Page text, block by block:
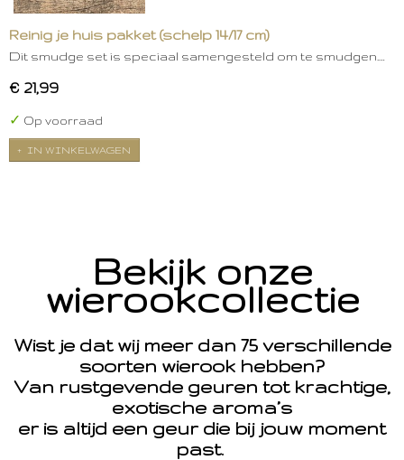
Reinig je huis pakket (schelp 14/17 cm)
Dit smudge set is speciaal samengesteld om te smudgen.…
€ 21,99
✓ Op voorraad
IN WINKELWAGEN
Bekijk onze
wierookcollectie
Wist je dat wij meer dan 75 verschillende
soorten wierook hebben?
Van rustgevende geuren tot krachtige,
exotische aroma’s
er is altijd een geur die bij jouw moment
past.